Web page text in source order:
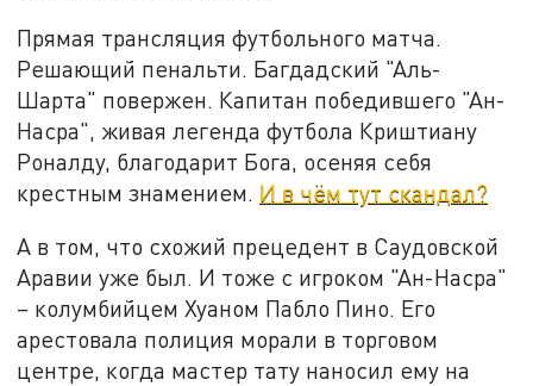
Прямая трансляция футбольного матча.
Решающий пенальти. Багдадский "Аль-
Шарта" повержен. Капитан победившего "Ан-
Насра", живая легенда футбола Криштиану
Роналду, благодарит Бога, осеняя себя
крестным знамением. И в чём тут скандал?
А в том, что схожий прецедент в Саудовской
Аравии уже был. И тоже с игроком "Ан-Насра"
– колумбийцем Хуаном Пабло Пино. Его
арестовала полиция морали в торговом
центре, когда мастер тату наносил ему на